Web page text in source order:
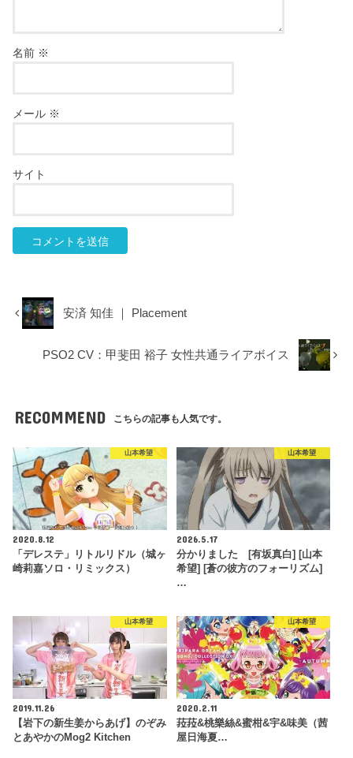
名前 ※
メール ※
サイト
安済 知佳 ｜ Placement
PSO2 CV：甲斐田 裕子 女性共通ライアボイス
RECOMMEND こちらの記事も人気です。
山本希望
2020.8.12
「デレステ」リトルリドル（城ヶ
崎莉嘉ソロ・リミックス）
山本希望
2026.5.17
分かりました [有坂真白] [山本
希望] [蒼の彼方のフォーリズム]
…
山本希望
2019.11.26
【岩下の新生姜からあげ】のぞみ
とあやかのMog2 Kitchen
山本希望
2020.2.11
菈菈&桃樂絲&蜜柑&宇&味美（茜
屋日海夏…